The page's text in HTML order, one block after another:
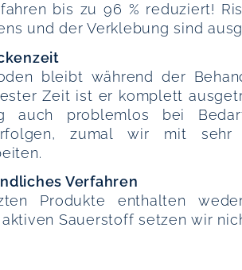
bis zu 96 % reduziert!
und der Verklebung sind
bleibt während der
Zeit ist er komplett
auch problemlos bei
zumal wir mit sehr
Verfahren
Produkte enthalten
aktiven Sauerstoff setzen wir